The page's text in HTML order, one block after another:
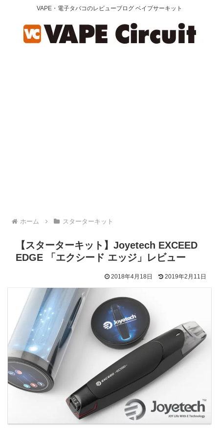
VAPE・電子タバコのレビューブログ ベイプサーキット
ホーム スターターキット
【スターターキット】Joyetech EXCEED
EDGE 「エクシード エッジ」レビュー
2018年4月18日 2019年2月11日